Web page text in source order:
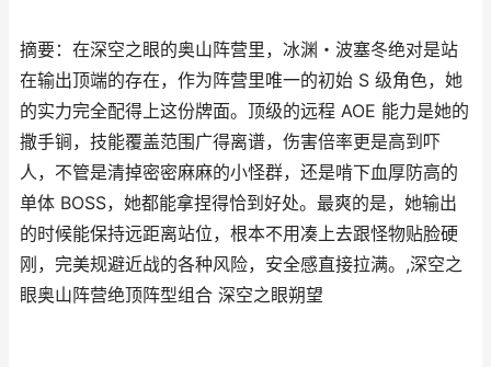
摘要：在深空之眼的奥山阵营里，冰渊・波塞冬绝对是站
在输出顶端的存在，作为阵营里唯一的初始 S 级角色，她
的实力完全配得上这份牌面。顶级的远程 AOE 能力是她的
撒手锏，技能覆盖范围广得离谱，伤害倍率更是高到吓
人，不管是清掉密密麻麻的小怪群，还是啃下血厚防高的
单体 BOSS，她都能拿捏得恰到好处。最爽的是，她输出
的时候能保持远距离站位，根本不用凑上去跟怪物贴脸硬
刚，完美规避近战的各种风险，安全感直接拉满。,深空之
眼奥山阵营绝顶阵型组合 深空之眼朔望